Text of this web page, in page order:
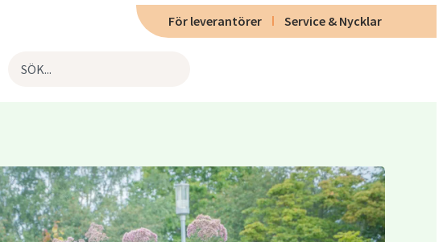
För leverantörer Service & Nycklar